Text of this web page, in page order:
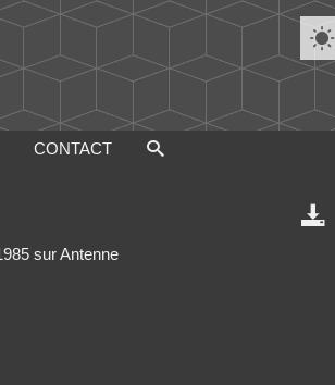

CONTACT

sur Antenne